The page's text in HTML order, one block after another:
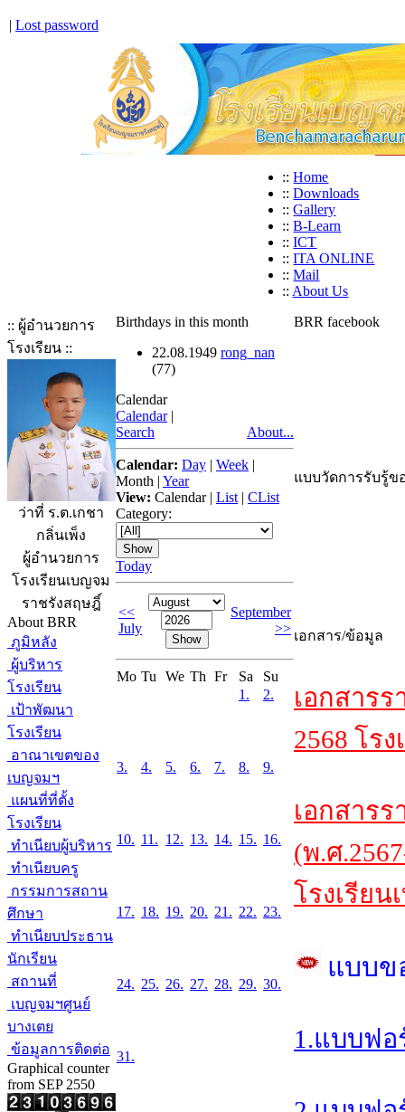
| Lost password
:: Home
:: Downloads
:: Gallery
:: B-Learn
:: ICT
:: ITA ONLINE
:: Mail
:: About Us
:: ผู้อำนวยการ
โรงเรียน ::
ว่าที่ ร.ต.เกชา
กลิ่นเพ็ง
ผู้อำนวยการ
โรงเรียนเบญจม
ราชรังสฤษฎิ์
About BRR
ภูมิหลัง
ผู้บริหาร
โรงเรียน
เป้าพัฒนา
โรงเรียน
อาณาเขตของ
เบญจมฯ
แผนที่ที่ตั้ง
โรงเรียน
ทำเนียบผู้บริหาร
ทำเนียบครู
กรรมการสถาน
ศึกษา
ทำเนียบประธาน
นักเรียน
สถานที่
เบญจมฯศูนย์
บางเตย
ข้อมูลการติดต่อ
Graphical counter
from SEP 2550
Birthdays in this month
22.08.1949 rong_nan
(77)
Calendar
Calendar |
Search
About...
Calendar: Day | Week |
Month | Year
View: Calendar| List | CList
Category:
Today
<<
July
September
>>
Mo Tu We Th Fr Sa
Su
1.
2.
3. 4. 5. 6. 7. 8. 9.
10. 11. 12. 13. 14. 15. 16.
17. 18. 19. 20. 21. 22. 23.
24. 25. 26. 27. 28. 29. 30.
31.
BRR facebook
แบบวัดการรับรู้ข
เอกสาร/ข้อมูล
เอกสาร
2568 โร
เอกสาร
(พ.ศ
โรงเรีย
แบบข
1.แบบฟ